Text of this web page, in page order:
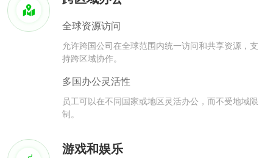
全球资源访问
允许跨国公司在全球范围内统一访问和共享资源，支
持跨区域协作。
多国办公灵活性
员工可以在不同国家或地区灵活办公，而不受地域限
制。
游戏和娱乐